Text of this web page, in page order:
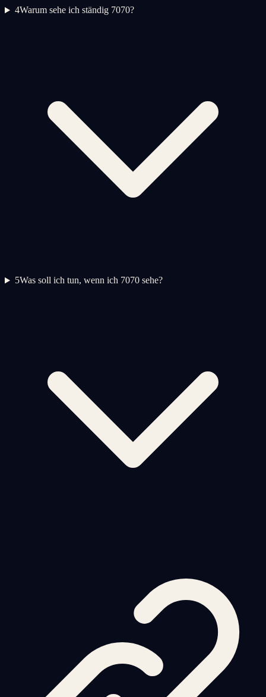
4Warum sehe ich ständig 7070?
5Was soll ich tun, wenn ich 7070 sehe?